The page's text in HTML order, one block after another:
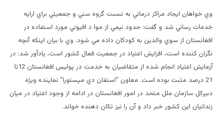
وي خواهان ايجاد مراکز درماني به نسبت گروه سني و جمعيتي براي ارايه
خدمات رساني شد و گفت: حدود نيمي از موا د افيوني مورد استفاده در
افغانستان از سوي والدين به کودکان داده مي شود. وي با بيان اينکه آنچه
نگران کننده است، افزايش اعتياد در جمعيت فعال کشور است، يادآور شد: در
آزمايش اعتياد انجام شده از متقاضيان به خدمت در پوليس افغانستان 12تا
21 درصد مثبت بوده است. معاون “استفان دي ميستورا” نماينده ويژه
دبيرکل سازمان ملل متحد در امور افغانستان در ادامه از وجود اعتياد در ميان
زندانيان اين کشور خبر داد و آن را نيز تکان دهنده خواند.